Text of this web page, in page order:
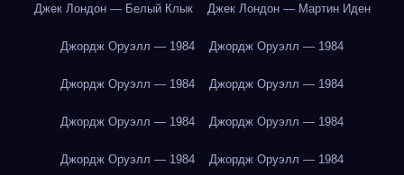
Джек Лондон — Белый Клык Джек Лондон — Мартин Иден
Джордж Оруэлл — 1984 Джордж Оруэлл — 1984
Джордж Оруэлл — 1984 Джордж Оруэлл — 1984
Джордж Оруэлл — 1984 Джордж Оруэлл — 1984
Джордж Оруэлл — 1984 Джордж Оруэлл — 1984